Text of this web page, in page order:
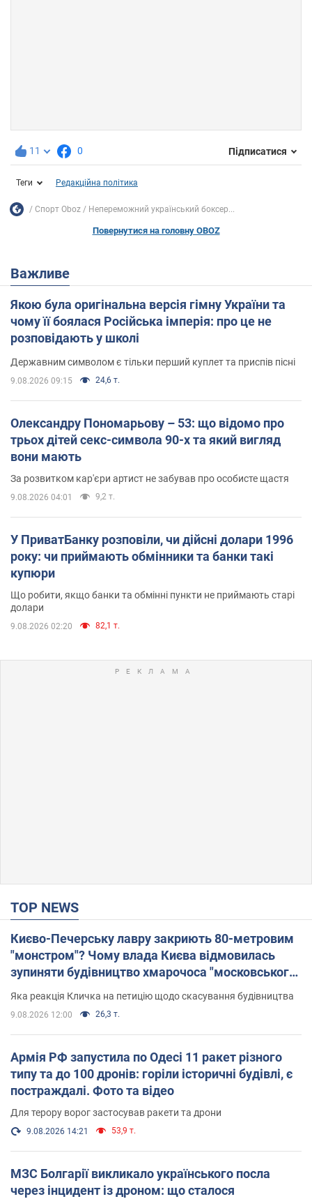
11 0 Підписатися
Теги Редакційна політика
Спорт Oboz Непереможний український боксер...
Повернутися на головну OBOZ
Важливе
Якою була оригінальна версія гімну України та
чому її боялася Російська імперія: про це не
розповідають у школі
Державним символом є тільки перший куплет та приспів пісні
9.08.2026 09:15 24,6 т.
Олександру Пономарьову – 53: що відомо про
трьох дітей секс-символа 90-х та який вигляд
вони мають
За розвитком кар'єри артист не забував про особисте щастя
9.08.2026 04:01 9,2 т.
У ПриватБанку розповіли, чи дійсні долари 1996
року: чи приймають обмінники та банки такі
купюри
Що робити, якщо банки та обмінні пункти не приймають старі
долари
9.08.2026 02:20 82,1 т.
TOP NEWS
Києво-Печерську лавру закриють 80-метровим
"монстром"? Чому влада Києва відмовилась
зупиняти будівництво хмарочоса "московського
вірянина"
Яка реакція Кличка на петицію щодо скасування будівництва
9.08.2026 12:00 26,3 т.
Армія РФ запустила по Одесі 11 ракет різного
типу та до 100 дронів: горіли історичні будівлі, є
постраждалі. Фото та відео
Для терору ворог застосував ракети та дрони
9.08.2026 14:21 53,9 т.
МЗС Болгарії викликало українського посла
через інцидент із дроном: що сталося